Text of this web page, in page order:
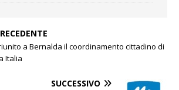
a Bernalda il coordinamento cittadino di
Italia
SUCCESSIVO